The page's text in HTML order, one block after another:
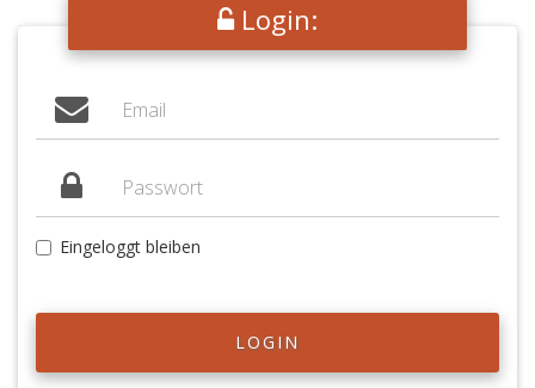
Login:
Eingeloggt bleiben
LOGIN